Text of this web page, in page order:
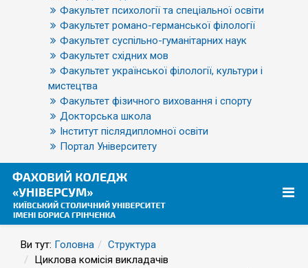
Факультет психології та спеціальної освіти
Факультет романо-германської філології
Факультет суспільно-гуманітарних наук
Факультет східних мов
Факультет української філології, культури і
мистецтва
Факультет фізичного виховання і спорту
Докторська школа
Інститут післядипломної освіти
Портал Університету
Ви тут: Головна
Структура
Циклова комісія викладачів